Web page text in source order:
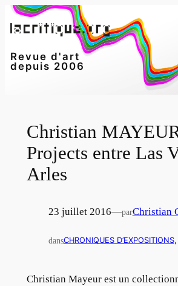
Aller
au
Revue d'art
depuis 2006
Christian
Projects entre Las
Arles
23 juillet 2016—parChristian
dansCHRONIQUES D’EXPOSITIONS,
Christian Mayeur est un